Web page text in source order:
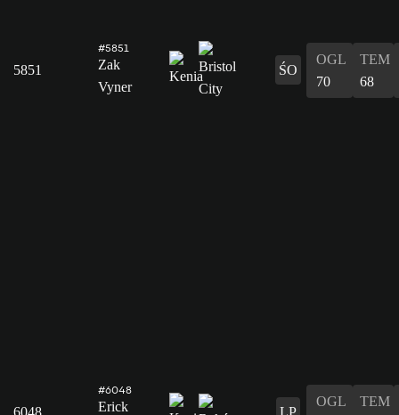
5851
#5851
Zak
Vyner
ŚO
OGL
70
TEM
68
6048
#6048
Erick
LP
OGL
TEM